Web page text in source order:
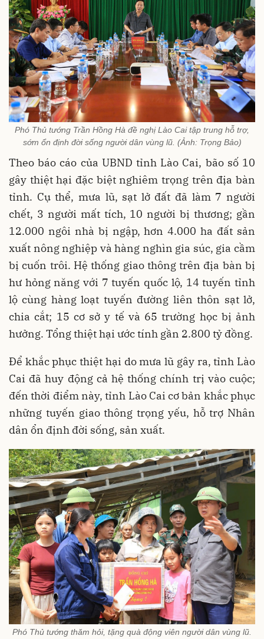
Phó Thủ tướng Trần Hồng Hà đề nghị Lào Cai tập trung hỗ trợ,
sớm ổn định đời sống người dân vùng lũ. (Ảnh: Trọng Bảo)
Theo báo cáo của UBND tỉnh Lào Cai, bão số 10
gây thiệt hại đặc biệt nghiêm trọng trên địa bàn
tỉnh. Cụ thể, mưa lũ, sạt lở đất đã làm 7 người
chết, 3 người mất tích, 10 người bị thương; gần
12.000 ngôi nhà bị ngập, hơn 4.000 ha đất sản
xuất nông nghiệp và hàng nghìn gia súc, gia cầm
bị cuốn trôi. Hệ thống giao thông trên địa bàn bị
hư hỏng năng với 7 tuyến quốc lộ, 14 tuyến tỉnh
lộ cùng hàng loạt tuyến đường liên thôn sạt lở,
chia cắt; 15 cơ sở y tế và 65 trường học bị ảnh
hưởng. Tổng thiệt hại ước tính gần 2.800 tỷ đồng.
Để khắc phục thiệt hại do mưa lũ gây ra, tỉnh Lào
Cai đã huy động cả hệ thống chính trị vào cuộc;
đến thời điểm này, tỉnh Lào Cai cơ bản khắc phục
những tuyến giao thông trọng yếu, hỗ trợ Nhân
dân ổn định đời sống, sản xuất.
Phó Thủ tướng thăm hỏi, tặng quà động viên người dân vùng lũ.